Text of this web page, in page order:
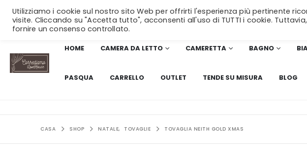
SPEDIZIONE
HOME CAMERA DA LETTO CAMERETTA BAGNO
PASQUA CARRELLO OUTLET TENDE SU MISURA BLOG
CASA SHOP NATALE, TOVAGLIE TOVAGLIA NEITH GOLD XMAS
Utilizziamo i cookie sul nostro sito Web per offrirti l'esperienza più pertinente
visite. Cliccando su "Accetta tutto", acconsenti all'uso di TUTTI i cookie.
fornire un consenso controllato.